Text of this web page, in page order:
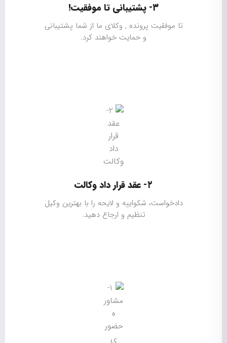
۳- پشتیبانی تا موفقیت!
تا موفقیت پرونده , وکلای ما از شما پشتیبانی
و حمایت خواهند کرد.
۲- عقد قرار داد وکالت
دادخواست، شکواییه و لایحه را با بهترین وکیل
تنظیم و ارجاع دهید.